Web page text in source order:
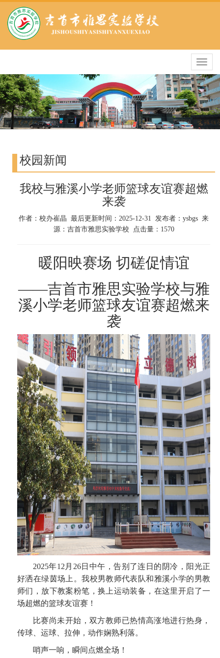
导
航
条
校园新闻
我校与雅溪小学老师篮球友谊赛超燃
来袭
作者：校办崔晶 最后更新时间：2025-12-31 发布者：ysbgs 来
源：吉首市雅思实验学校 点击量：1570
暖阳映赛场 切磋促情谊
——吉首市雅思实验学校与雅
溪小学老师篮球友谊赛超燃来
袭
2025年12月26日中午，告别了连日的阴冷，阳光正
好洒在绿茵场上。我校男教师代表队和雅溪小学的男教
师们，放下教案粉笔，换上运动装备，在这里开启了一
场超燃的篮球友谊赛！
比赛尚未开始，双方教师已热情高涨地进行热身，
传球、运球、拉伸，动作娴熟利落。
哨声一响，瞬间点燃全场！